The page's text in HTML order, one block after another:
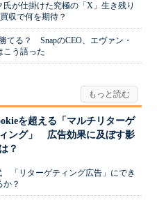
氏が仕掛けた究極の「X」生き残り
収で何を期待？
てる？ SnapのCEO、エヴァン・
こう語った
を超える「マルチリターゲ
ング」 広告効果に及ぼす影
？
「リターゲティング広告」にでき
か？